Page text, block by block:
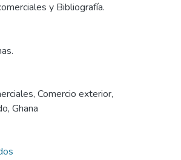
y Bibliografía.
, Comercio exterior,
, Ghana